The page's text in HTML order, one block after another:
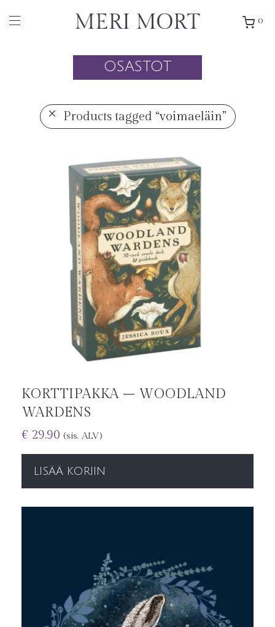
0
OSASTOT
Products tagged “voimaeläin”
KORTTIPAKKA – WOODLAND
WARDENS
€ 29.90 (sis. ALV)
LISÄÄ KORIIN